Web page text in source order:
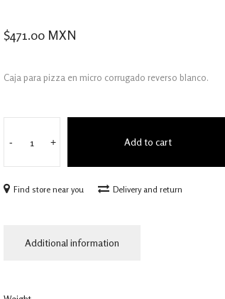
$471.00 MXN
Caja para pizza en micro corrugado reverso blanco.
- + Add to cart
Find store near you Delivery and return
Additional information